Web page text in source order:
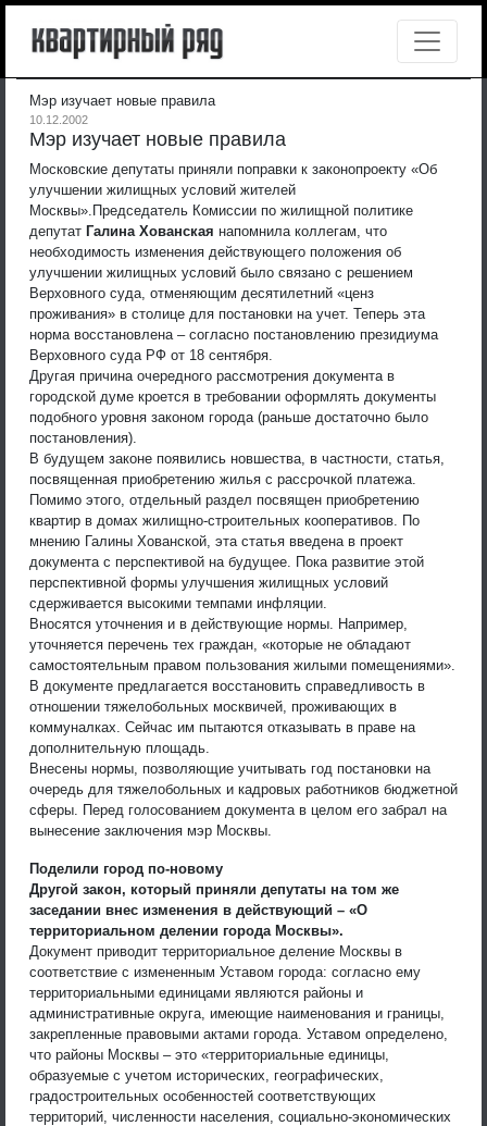
Мэр изучает новые правила
10.12.2002
Мэр изучает новые правила
Московские депутаты приняли поправки к законопроекту «Об
улучшении жилищных условий жителей
Москвы». Председатель Комиссии по жилищной политике
депутат Галина Хованская напомнила коллегам, что
необходимость изменения действующего положения об
улучшении жилищных условий было связано с решением
Верховного суда, отменяющим десятилетний «ценз
проживания» в столице для постановки на учет. Теперь эта
норма восстановлена – согласно постановлению президиума
Верховного суда РФ от 18 сентября.
Другая причина очередного рассмотрения документа в
городской думе кроется в требовании оформлять документы
подобного уровня законом города (раньше достаточно было
постановления).
В будущем законе появились новшества, в частности, статья,
посвященная приобретению жилья с рассрочкой платежа.
Помимо этого, отдельный раздел посвящен приобретению
квартир в домах жилищно-строительных кооперативов. По
мнению Галины Хованской, эта статья введена в проект
документа с перспективой на будущее. Пока развитие этой
перспективной формы улучшения жилищных условий
сдерживается высокими темпами инфляции.
Вносятся уточнения и в действующие нормы. Например,
уточняется перечень тех граждан, «которые не обладают
самостоятельным правом пользования жилыми помещениями».
В документе предлагается восстановить справедливость в
отношении тяжелобольных москвичей, проживающих в
коммуналках. Сейчас им пытаются отказывать в праве на
дополнительную площадь.
Внесены нормы, позволяющие учитывать год постановки на
очередь для тяжелобольных и кадровых работников бюджетной
сферы. Перед голосованием документа в целом его забрал на
вынесение заключения мэр Москвы.
Поделили город по-новому
Другой закон, который приняли депутаты на том же
заседании внес изменения в действующий – «О
территориальном делении города Москвы».
Документ приводит территориальное деление Москвы в
соответствие с измененным Уставом города: согласно ему
территориальными единицами являются районы и
административные округа, имеющие наименования и границы,
закрепленные правовыми актами города. Уставом определено,
что районы Москвы – это «территориальные единицы,
образуемые с учетом исторических, географических,
градостроительных особенностей соответствующих
территорий, численности населения, социально-экономических